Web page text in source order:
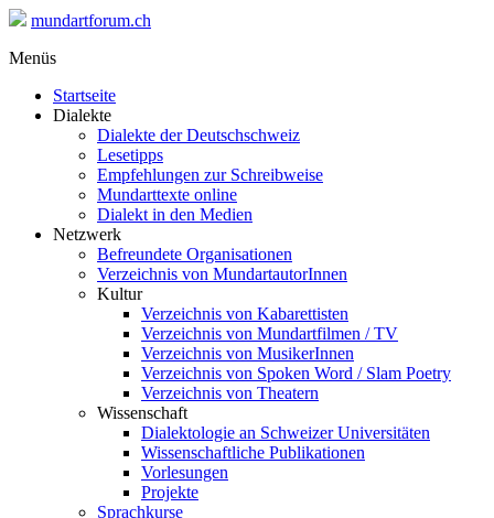
mundartforum.ch
Menüs
Startseite
Dialekte
Dialekte der Deutschschweiz
Lesetipps
Empfehlungen zur Schreibweise
Mundarttexte online
Dialekt in den Medien
Netzwerk
Befreundete Organisationen
Verzeichnis von MundartautorInnen
Kultur
Verzeichnis von Kabarettisten
Verzeichnis von Mundartfilmen / TV
Verzeichnis von MusikerInnen
Verzeichnis von Spoken Word / Slam Poetry
Verzeichnis von Theatern
Wissenschaft
Dialektologie an Schweizer Universitäten
Wissenschaftliche Publikationen
Vorlesungen
Projekte
Sprachkurse